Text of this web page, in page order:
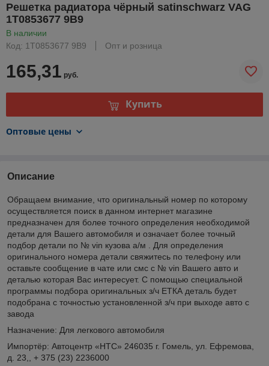
Pешетка радиатора чёрный satinschwarz VAG
1T0853677 9B9
В наличии
Код: 1T0853677 9B9
Опт и розница
165,31 руб.
Купить
Оптовые цены
Описание
Обращаем внимание, что оригинальный номер по которому
осуществляется поиск в данном интернет магазине
предназначен для более точного определения необходимой
детали для Вашего автомобиля и означает более точный
подбор детали по № vin кузова а/м . Для определения
оригинального номера детали свяжитесь по телефону или
оставьте сообщение в чате или смс с № vin Вашего авто и
деталью которая Вас интересует. С помощью специальной
программы подбора оригинальных з/ч ЕТКА деталь будет
подобрана с точностью установленной з/ч при выходе авто с
завода
Назначение: Для легкового автомобиля
Импортёр: Автоцентр «НТС» 246035 г. Гомель, ул. Ефремова,
д. 23,, + 375 (23) 2236000